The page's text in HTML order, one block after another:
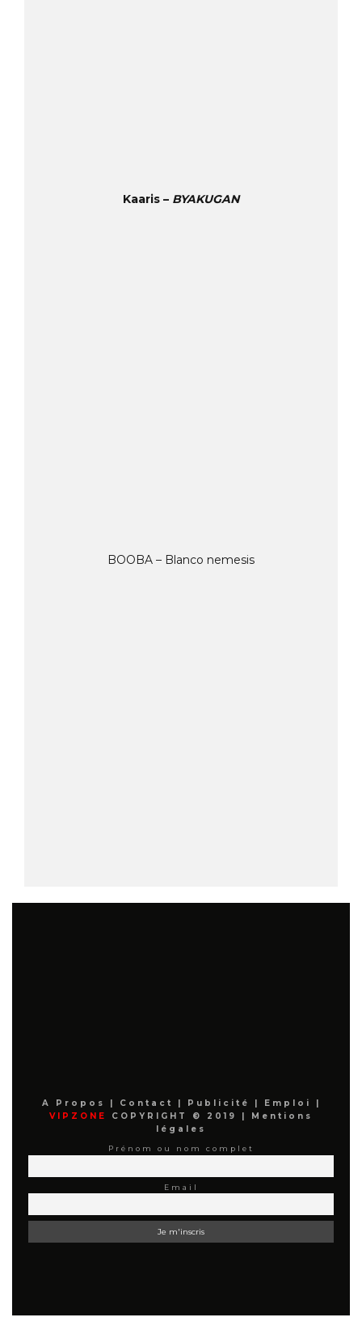
Kaaris – BYAKUGAN
BOOBA – Blanco nemesis
A Propos Contact Publicité Emploi
VIPZONE
COPYRIGHT © 2019 |
Mentions
légales
Prénom ou nom complet
Email